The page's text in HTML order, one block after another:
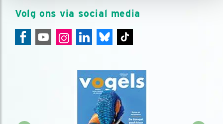
Volg ons via social media